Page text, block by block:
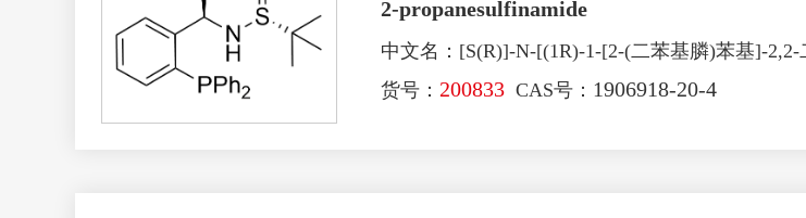
2-propanesulfinamide
中文名：[S(R)]-N-[(1R)-1-[2-(二苯基膦)苯基]-
货号： 200833 CAS号： 1906918-20-4